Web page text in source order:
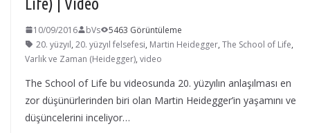
10/09/2016 bVs
5463 Görüntüleme
20. yüzyıl, 20. yüzyıl felsefesi, Martin Heidegger, The School of Life,
Varlık ve Zaman (Heidegger), video
The School of Life bu videosunda 20. yüzyılın anlaşılması en
zor düşünürlerinden biri olan Martin Heidegger’in yaşamını ve
düşüncelerini inceliyor…